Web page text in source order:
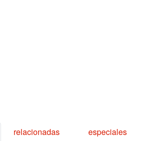
relacionadas
especiales